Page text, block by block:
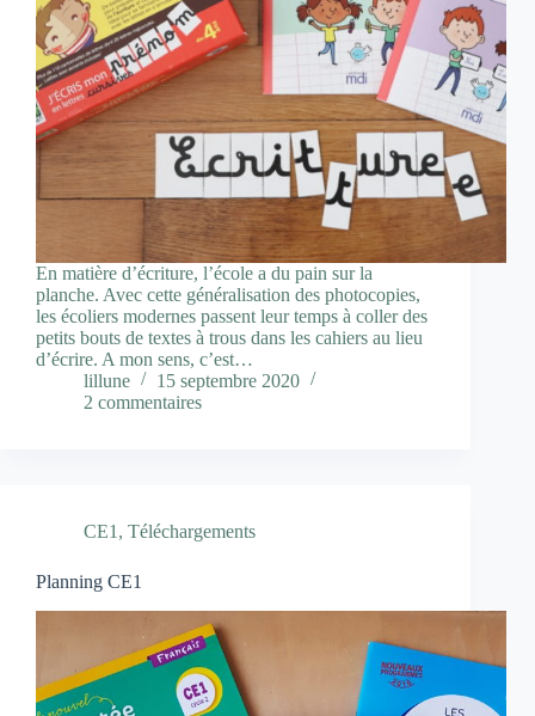
En matière d’écriture, l’école a du pain sur la
planche. Avec cette généralisation des photocopies,
les écoliers modernes passent leur temps à coller des
petits bouts de textes à trous dans les cahiers au lieu
d’écrire. A mon sens, c’est…
lillune
15 septembre 2020
2 commentaires
CE1 , Téléchargements
Planning CE1